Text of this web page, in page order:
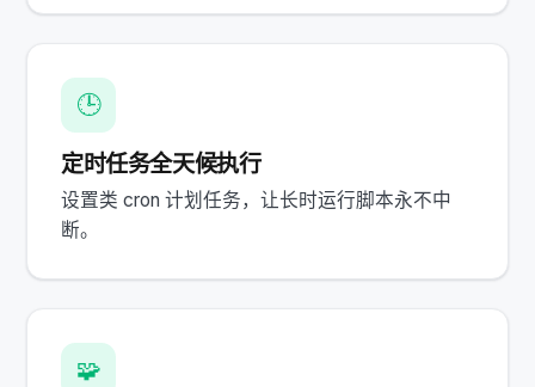
🕒
定时任务全天候执行
设置类 cron 计划任务，让长时运行脚本永不中
断。
🧩